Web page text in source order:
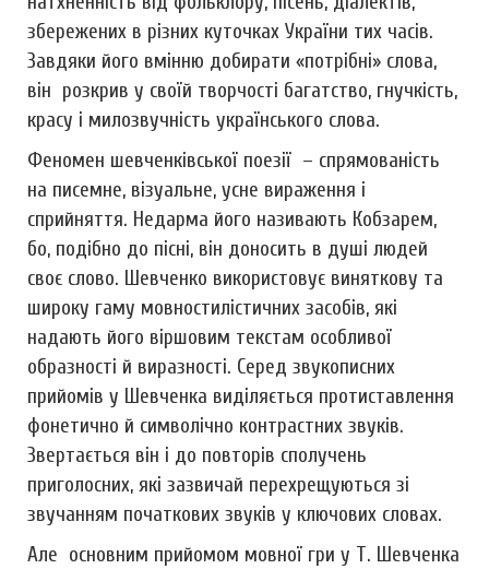
збережених в різних куточках України тих часів.
Завдяки його вмінню добирати «потрібні» слова,
він розкрив у своїй творчості багатство, гнучкість,
красу і милозвучність українського слова.
Феномен шевченківської поезії – спрямованість
на писемне, візуальне, усне вираження і
сприйняття. Недарма його називають Кобзарем,
бо, подібно до пісні, він доносить в душі людей
своє слово. Шевченко використовує виняткову та
широку гаму мовностилістичних засобів, які
надають його віршовим текстам особливої
образності й виразності. Серед звукописних
прийомів у Шевченка виділяється протиставлення
фонетично й символічно контрастних звуків.
Звертається він і до повторів сполучень
приголосних, які зазвичай перехрещуються зі
звучанням початкових звуків у ключових словах.
Але основним прийомом мовної гри у Т. Шевченка